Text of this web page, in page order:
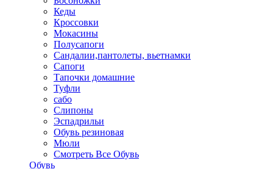
Кеды
Кроссовки
Мокасины
Полусапоги
Сандалии,пантолеты, вьетнамки
Сапоги
Тапочки домашние
Туфли
сабо
Слипоны
Эспадрильи
Обувь резиновая
Мюли
Смотреть Все Обувь
Обувь